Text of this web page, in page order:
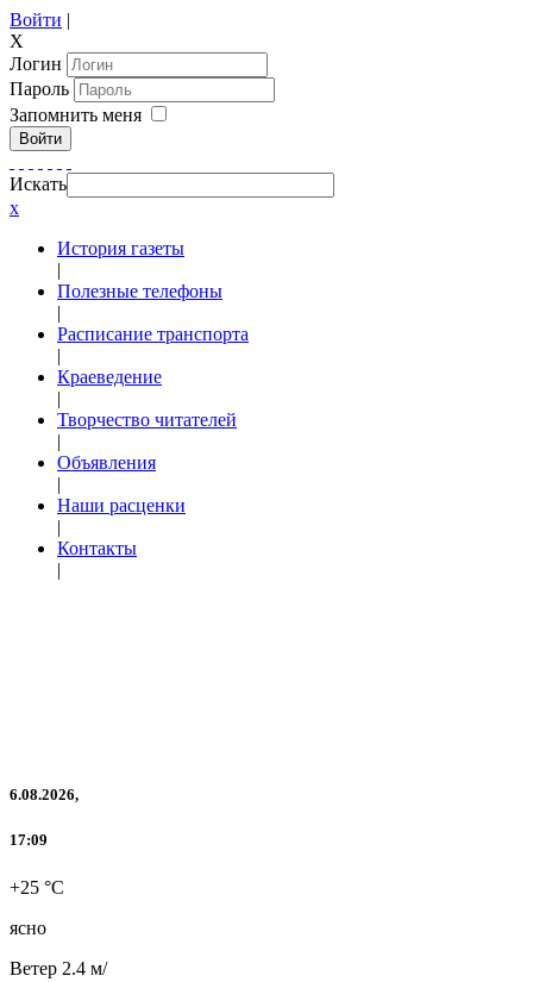
Войти |
X
Логин
Пароль
Запомнить меня
Войти
Искать
x
История газеты
|
Полезные телефоны
|
Расписание транспорта
|
Краеведение
|
Творчество читателей
|
Объявления
|
Наши расценки
|
Контакты
|
6.08.2026,
17:09
+25 °C
ясно
Ветер 2.4 м/